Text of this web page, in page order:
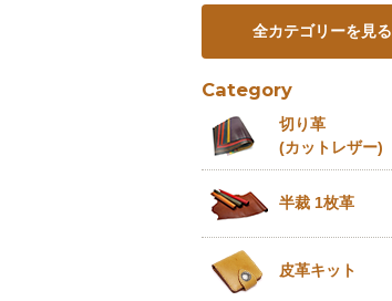
全カテゴリーを見る
Category
切り革
(カットレザー)
半裁 1枚革
皮革キット